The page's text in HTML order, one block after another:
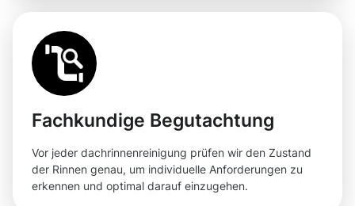
Fachkundige Begutachtung
Vor jeder dachrinnenreinigung prüfen wir den Zustand
der Rinnen genau, um individuelle Anforderungen zu
erkennen und optimal darauf einzugehen.